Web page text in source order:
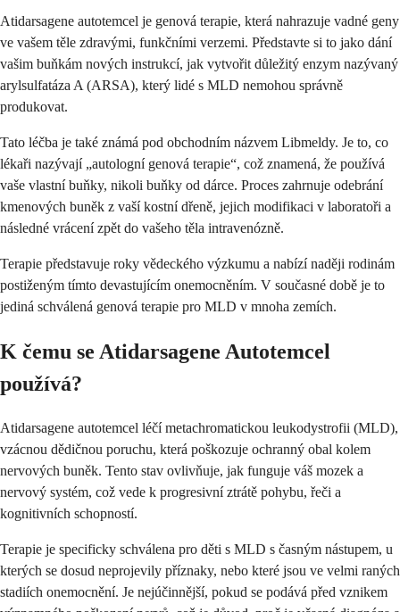
Atidarsagene autotemcel je genová terapie, která nahrazuje vadné geny
ve vašem těle zdravými, funkčními verzemi. Představte si to jako dání
vašim buňkám nových instrukcí, jak vytvořit důležitý enzym nazývaný
arylsulfatáza A (ARSA), který lidé s MLD nemohou správně
produkovat.
Tato léčba je také známá pod obchodním názvem Libmeldy. Je to, co
lékaři nazývají „autologní genová terapie“, což znamená, že používá
vaše vlastní buňky, nikoli buňky od dárce. Proces zahrnuje odebrání
kmenových buněk z vaší kostní dřeně, jejich modifikaci v laboratoři a
následné vrácení zpět do vašeho těla intravenózně.
Terapie představuje roky vědeckého výzkumu a nabízí naději rodinám
postiženým tímto devastujícím onemocněním. V současné době je to
jediná schválená genová terapie pro MLD v mnoha zemích.
K čemu se Atidarsagene Autotemcel
používá?
Atidarsagene autotemcel léčí metachromatickou leukodystrofii (MLD),
vzácnou dědičnou poruchu, která poškozuje ochranný obal kolem
nervových buněk. Tento stav ovlivňuje, jak funguje váš mozek a
nervový systém, což vede k progresivní ztrátě pohybu, řeči a
kognitivních schopností.
Terapie je specificky schválena pro děti s MLD s časným nástupem, u
kterých se dosud neprojevily příznaky, nebo které jsou ve velmi raných
stadiích onemocnění. Je nejúčinnější, pokud se podává před vznikem